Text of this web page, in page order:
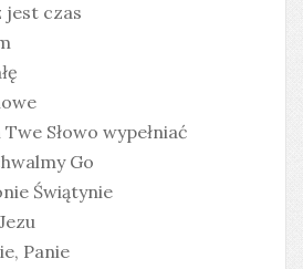
jest czas
Słowo wypełniać
Go
Świątynie
Panie